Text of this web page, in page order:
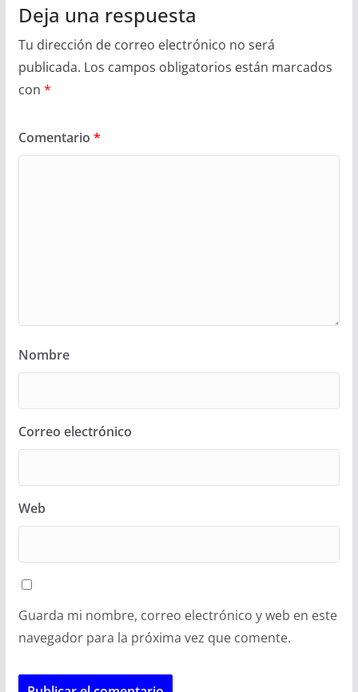
Deja una respuesta
Tu dirección de correo electrónico no será
publicada. Los campos obligatorios están marcados
con *
Comentario *
Nombre
Correo electrónico
Web
Guarda mi nombre, correo electrónico y web en este
navegador para la próxima vez que comente.